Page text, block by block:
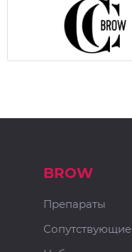
BROW
Препараты
Сопутствующие